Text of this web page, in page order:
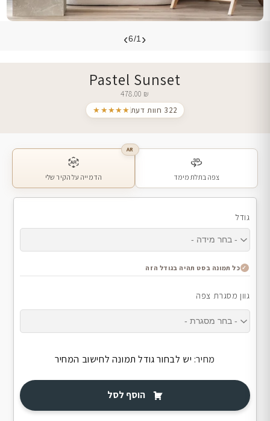
‹
6/1
›
Pastel Sunset
478.00 ₪
★★★★★
322 חוות דעת
צפה בתלת מימד
AR
הדמייה על הקיר שלי
גודל
כל תמונה בסט תהיה בגודל הזה
גוון מסגרת צפה
מחיר: יש לבחור גודל תמונה לחישוב המחיר
הוסף לסל